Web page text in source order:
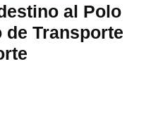
al Polo
de Transporte